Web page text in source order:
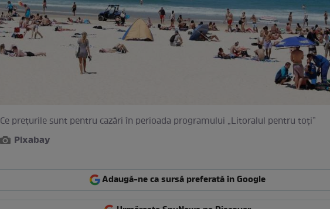
Ce prețurile sunt pentru cazări în perioada programului „Litoralul pentru toți”
Pixabay
Adaugă-ne ca sursă preferată în Google